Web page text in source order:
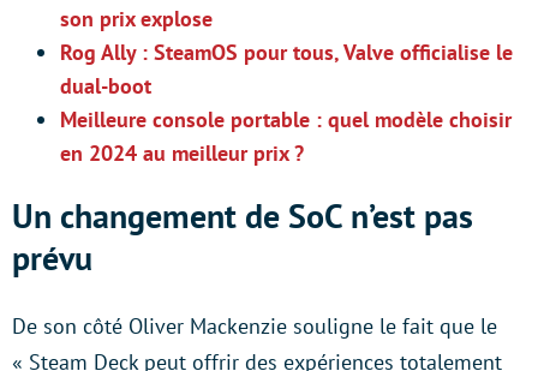
son prix explose
Rog Ally : SteamOS pour tous, Valve officialise le
dual-boot
Meilleure console portable : quel modèle choisir
en 2024 au meilleur prix ?
Un changement de SoC n’est pas
prévu
De son côté Oliver Mackenzie souligne le fait que le
« Steam Deck peut offrir des expériences totalement